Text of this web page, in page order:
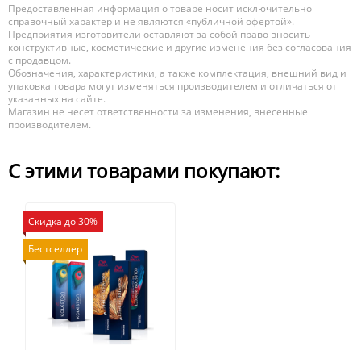
Предоставленная информация о товаре носит исключительно
справочный характер и не являются «публичной офертой».
Предприятия изготовители оставляют за собой право вносить
конструктивные, косметические и другие изменения без согласования
с продавцом.
Обозначения, характеристики, а также комплектация, внешний вид и
упаковка товара могут изменяться производителем и отличаться от
указанных на сайте.
Магазин не несет ответственности за изменения, внесенные
производителем.
С этими товарами покупают:
Скидка до 30%
Бестселлер